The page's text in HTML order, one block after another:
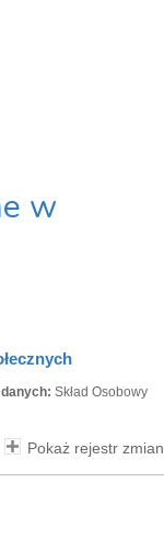
w
danych: Skład Osobowy
Pokaż rejestr zmian